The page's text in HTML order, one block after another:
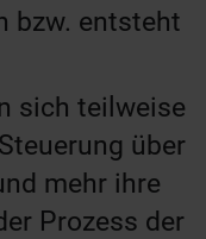
bzw. entsteht
sich teilweise
über
mehr ihre
Prozess der